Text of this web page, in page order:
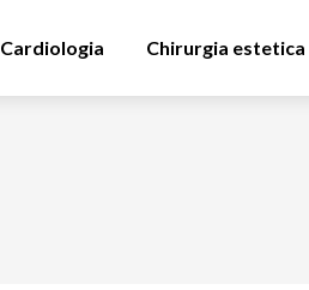
Cardiologia Chirurgia estetica